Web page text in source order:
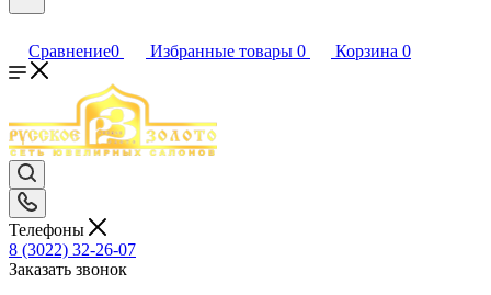
Сравнение0 Избранные товары 0 Корзина 0
Телефоны
8 (3022) 32-26-07
Заказать звонок